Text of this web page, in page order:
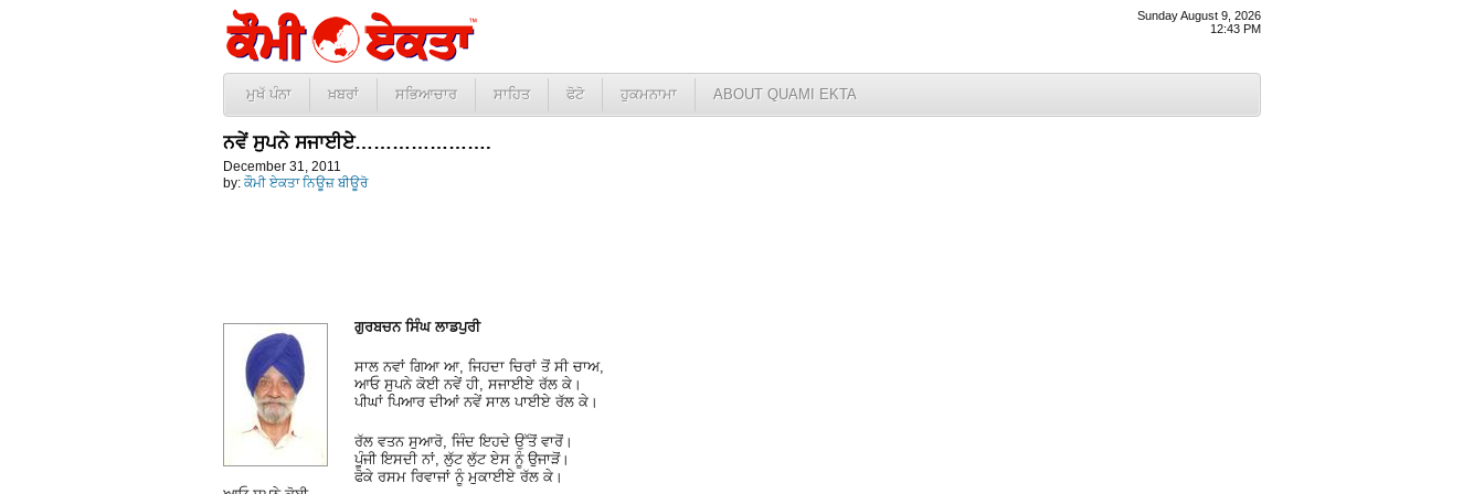
Sunday August 9, 2026
12:43 PM
ਮੁਖੱ ਪੰਨਾ ਖ਼ਬਰਾਂ ਸਭਿਆਚਾਰ ਸਾਹਿਤ ਫੋਟੋ ਹੁਕਮਨਾਮਾ ABOUT QUAMI EKTA
ਨਵੇਂ ਸੁਪਨੇ ਸਜਾਈਏ………………….
December 31, 2011
by: ਕੌਮੀ ਏਕਤਾ ਨਿਊਜ਼ ਬੀਊਰੋ
ਗੁਰਬਚਨ ਸਿੰਘ ਲਾਡਪੁਰੀ
ਸਾਲ ਨਵਾਂ ਗਿਆ ਆ, ਜਿਹਦਾ ਚਿਰਾਂ ਤੋਂ ਸੀ ਚਾਅ,
ਆਓ ਸੁਪਨੇ ਕੋਈ ਨਵੇਂ ਹੀ, ਸਜਾਈਏ ਰੱਲ ਕੇ।
ਪੀਘਾਂ ਪਿਆਰ ਦੀਆਂ ਨਵੇਂ ਸਾਲ ਪਾਈਏ ਰੱਲ ਕੇ।
ਰੱਲ ਵਤਨ ਸੁਆਰੋ, ਜਿੰਦ ਇਹਦੇ ਉੱਤੋਂ ਵਾਰੋਂ।
ਪੂੰਜੀ ਇਸਦੀ ਨਾਂ, ਲੁੱਟ ਲੁੱਟ ਏਸ ਨੂੰ ਉਜਾੜੋਂ।
ਫੋਕੇ ਰਸਮ ਰਿਵਾਜਾਂ ਨੂੰ ਮੁਕਾਈਏ ਰੱਲ ਕੇ।